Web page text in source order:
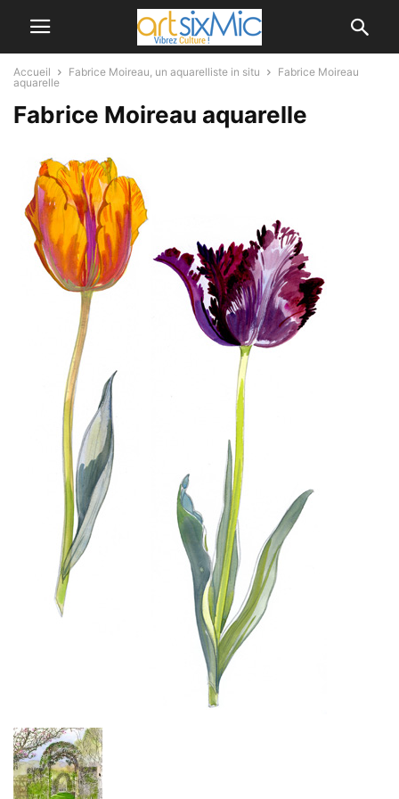
Accueil Fabrice Moireau, un aquarelliste in situ
Fabrice Moireau
aquarelle
Fabrice Moireau aquarelle